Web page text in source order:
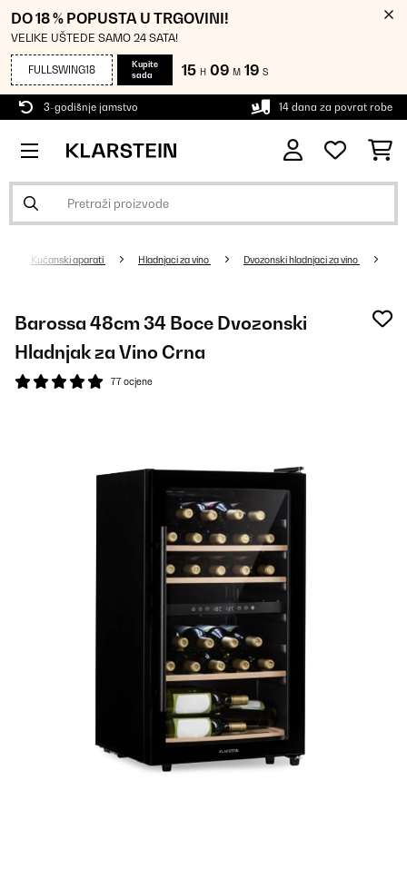
DO 18 % POPUSTA U TRGOVINI!
VELIKE UŠTEDE SAMO 24 SATA!
FULLSWING18
Kupite
sada
15 H 09 M 19 S
3-godišnje jamstvo 14 dana za povrat robe
Kućanski aparati Hladnjaci za vino Dvozonski hladnjaci za vino
Barossa 48cm 34 Boce Dvozonski
Hladnjak za Vino Crna
77 ocjene